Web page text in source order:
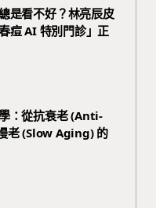
是看不好？林亮辰皮
痘 AI 特別門診」正
：從抗衰老 (Anti-
老 (Slow Aging) 的